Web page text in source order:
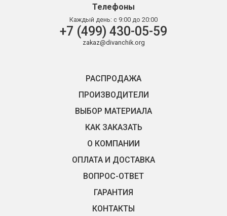
Телефоны
Каждый день: с 9:00 до 20:00
+7 (499) 430-05-59
zakaz@divanchik.org
РАСПРОДАЖА
ПРОИЗВОДИТЕЛИ
ВЫБОР МАТЕРИАЛА
КАК ЗАКАЗАТЬ
О КОМПАНИИ
ОПЛАТА И ДОСТАВКА
ВОПРОС-ОТВЕТ
ГАРАНТИЯ
КОНТАКТЫ